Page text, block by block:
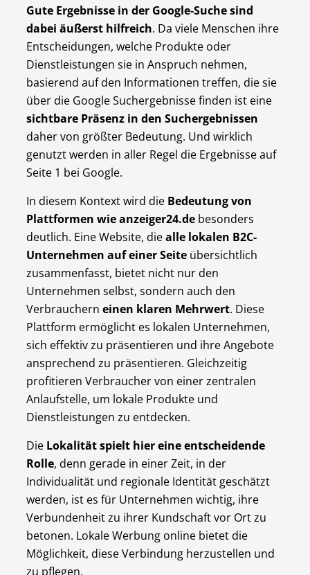
Gute Ergebnisse in der Google-Suche sind
dabei äußerst hilfreich. Da viele Menschen ihre
Entscheidungen, welche Produkte oder
Dienstleistungen sie in Anspruch nehmen,
basierend auf den Informationen treffen, die sie
über die Google Suchergebnisse finden ist eine
sichtbare Präsenz in den Suchergebnissen
daher von größter Bedeutung. Und wirklich
genutzt werden in aller Regel die Ergebnisse auf
Seite 1 bei Google.
In diesem Kontext wird die Bedeutung von
Plattformen wie anzeiger24.de besonders
deutlich. Eine Website, diealle lokalen B2C-
Unternehmen auf einer Seite übersichtlich
zusammenfasst, bietet nicht nur den
Unternehmen selbst, sondern auch den
Verbraucherneinen klaren Mehrwert. Diese
Plattform ermöglicht es lokalen Unternehmen,
sich effektiv zu präsentieren und ihre Angebote
ansprechend zu präsentieren. Gleichzeitig
profitieren Verbraucher von einer zentralen
Anlaufstelle, um lokale Produkte und
Dienstleistungen zu entdecken.
Die Lokalität spielt hier eine entscheidende
Rolle, denn gerade in einer Zeit, in der
Individualität und regionale Identität geschätzt
werden, ist es für Unternehmen wichtig, ihre
Verbundenheit zu ihrer Kundschaft vor Ort zu
betonen. Lokale Werbung online bietet die
Möglichkeit, diese Verbindung herzustellen und
zu pflegen.